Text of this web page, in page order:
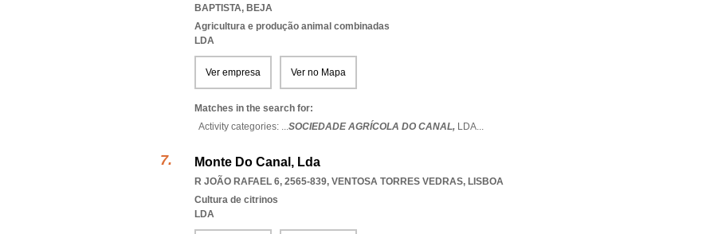
BAPTISTA, BEJA
Agricultura e produção animal combinadas
LDA
Ver empresa Ver no Mapa
Matches in the search for:
Activity categories: ...SOCIEDADE AGRÍCOLA DO CANAL, LDA...
Monte Do Canal, Lda
R JOÃO RAFAEL 6, 2565-839, VENTOSA TORRES VEDRAS, LISBOA
Cultura de citrinos
LDA